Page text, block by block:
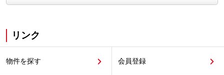
リンク
物件を探す 会員登録